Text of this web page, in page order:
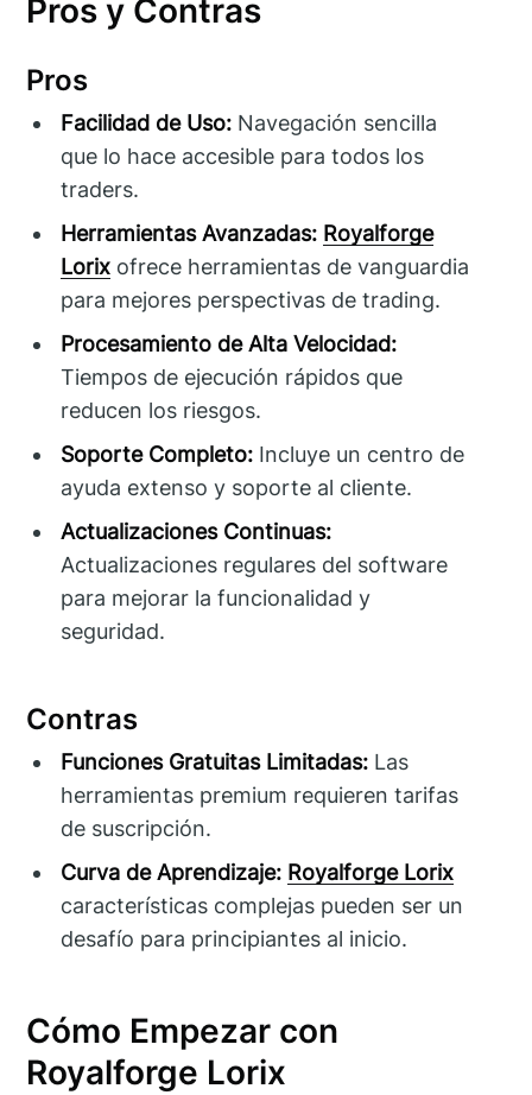
Pros y Contras
Pros
Facilidad de Uso: Navegación sencilla
que lo hace accesible para todos los
traders.
Herramientas Avanzadas: Royalforge
Lorix ofrece herramientas de vanguardia
para mejores perspectivas de trading.
Procesamiento de Alta Velocidad:
Tiempos de ejecución rápidos que
reducen los riesgos.
Soporte Completo: Incluye un centro de
ayuda extenso y soporte al cliente.
Actualizaciones Continuas:
Actualizaciones regulares del software
para mejorar la funcionalidad y
seguridad.
Contras
Funciones Gratuitas Limitadas: Las
herramientas premium requieren tarifas
de suscripción.
Curva de Aprendizaje: Royalforge Lorix
características complejas pueden ser un
desafío para principiantes al inicio.
Cómo Empezar con
Royalforge Lorix